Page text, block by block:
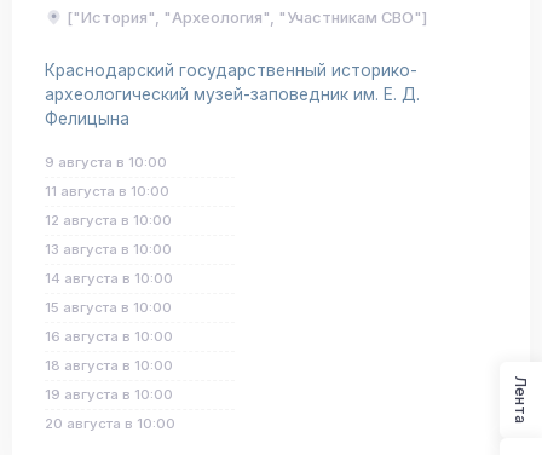
["История", "Археология", "Участникам СВО"]
Краснодарский государственный историко-
археологический музей-заповедник им. Е. Д.
Фелицына
9 августа в 10:00
11 августа в 10:00
12 августа в 10:00
13 августа в 10:00
14 августа в 10:00
15 августа в 10:00
16 августа в 10:00
18 августа в 10:00
19 августа в 10:00
20 августа в 10:00
Лента